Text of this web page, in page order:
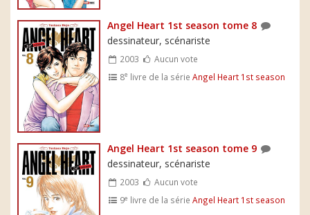
Angel Heart 1st season tome 8
dessinateur, scénariste
2003
Aucun vote
8e livre de la sérieAngel Heart 1st season
Angel Heart 1st season tome 9
dessinateur, scénariste
2003
Aucun vote
9e livre de la sérieAngel Heart 1st season